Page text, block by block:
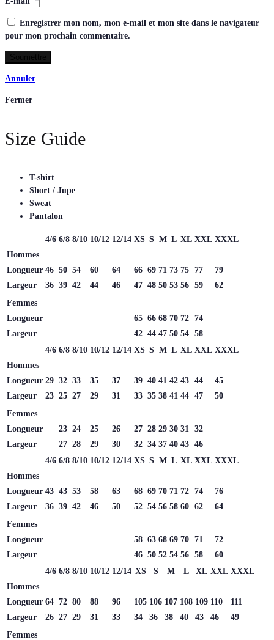
Enregistrer mon nom, mon e-mail et mon site dans le navigateur
pour mon prochain commentaire.
Annuler
Fermer
Size Guide
T-shirt
Short / Jupe
Sweat
Pantalon
4/6 6/8 8/10 10/12 12/14 XS S M L XL XXL XXXL
Hommes
Longueur 46 50 54 60 64 66 69 71 73 75 77
79
Largeur
36 39 42 44 46 47 48 50 53 56 59
62
Femmes
Longueur
65 66 68 70 72 74
Largeur
42 44 47 50 54 58
4/6 6/8 8/10 10/12 12/14 XS S M L XL XXL XXXL
Hommes
Longueur 29 32 33 35 37 39 40 41 42 43 44
45
Largeur
23 25 27 29 31 33 35 38 41 44 47
50
Femmes
Longueur
23 24 25 26 27 28 29 30 31
32
Largeur
27 28 29 30 32 34 37 40 43 46
4/6 6/8 8/10 10/12 12/14 XS S M L XL XXL XXXL
Hommes
Longueur 43 43 53 58 63 68 69 70 71 72 74
76
Largeur
36 39 42 46 50 52 54 56 58 60 62
64
Femmes
Longueur
58 63 68 69 70 71
72
Largeur
46 50 52 54 56 58
60
4/6 6/8 8/10 10/12 12/14 XS S M L XL XXL XXXL
Hommes
Longueur 64 72 80 88 96 105 106 107 108 109 110
111
Largeur
26 27 29 31 33 34 36 38 40 43 46
49
Femmes